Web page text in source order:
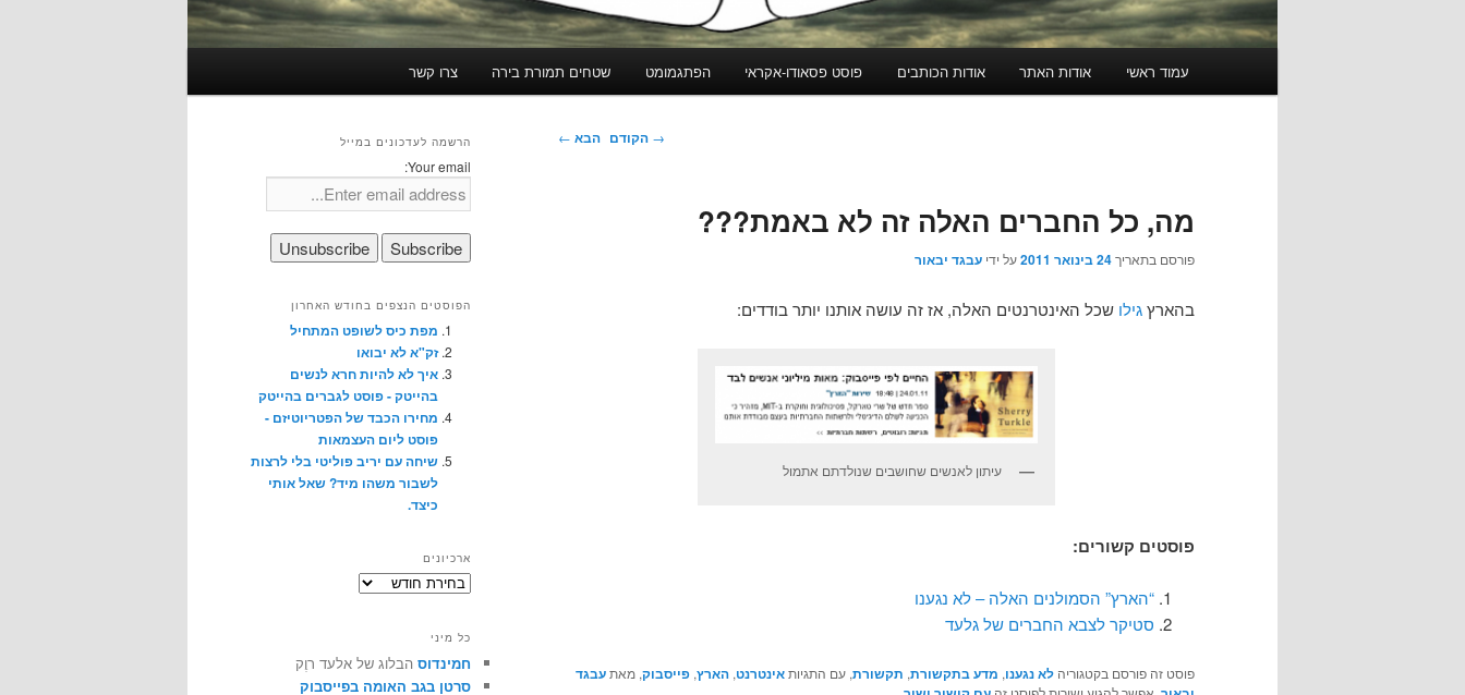
עמוד ראשי אודות האתר אודות הכותבים פוסט פסאודו-אקראי הפתגמומט שטחים תמורת בירה צרו קשר
ניווט
→ הקודם הבא ←
מה, כל החברים האלה זה לא באמת???
פורסם בתאריך24 בינואר 2011 על ידי עבגד יבאור
בהארץגילו שכל האינטרנטים האלה, אז זה עושה אותנו יותר בודדים:
עיתון לאנשים שחושבים שנולדתם אתמול
פוסטים קשורים:
“הארץ” הסמולנים האלה – לא נגענו
סטיקר לצבא החברים של גלעד
פוסט זה פורסם בקטגוריה לא נגענו, מדע בתקשורת, תקשורת, עם התגיותאינטרנט, הארץ, פייסבוק, מאתעבגד
הרשמה לעדכונים במייל
Your email:
הפוסטים הנצפים בחודש האחרון
מפת כיס לשופט המתחיל
זק"א לא יבואו
איך לא להיות חרא לנשים
בהייטק - פוסט לגברים בהייטק
מחירו הכבד של הפטריוטיזם -
פוסט ליום העצמאות
שיחה עם יריב פוליטי בלי לרצות
לשבור משהו מיד? שאל אותי
כיצד.
ארכיונים
ארכיונים
כל מיני
חמינדוס הבלוג של אלעד רוֶק
סרטן בגב האומה בפייסבוק